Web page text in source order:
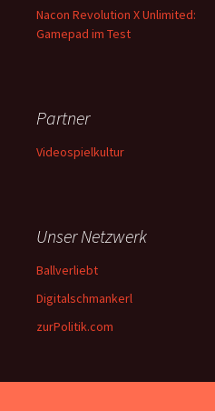
Nacon Revolution X Unlimited:
Gamepad im Test
Partner
Videospielkultur
Unser Netzwerk
Ballverliebt
Digitalschmankerl
zurPolitik.com